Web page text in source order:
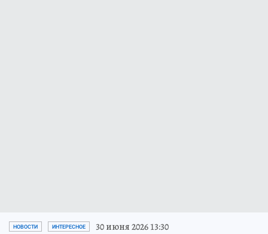
НОВОСТИ ИНТЕРЕСНОЕ 30 июня 2026 13:30